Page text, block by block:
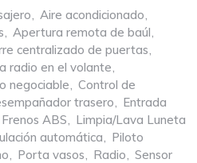
, Aire acondicionado,
, Apertura remota de baúl,
centralizado de puertas,
radio en el volante,
negociable, Control de
trasero, Entrada
Frenos ABS, Limpia/Lava Luneta
automática, Piloto
, Porta vasos, Radio, Sensor